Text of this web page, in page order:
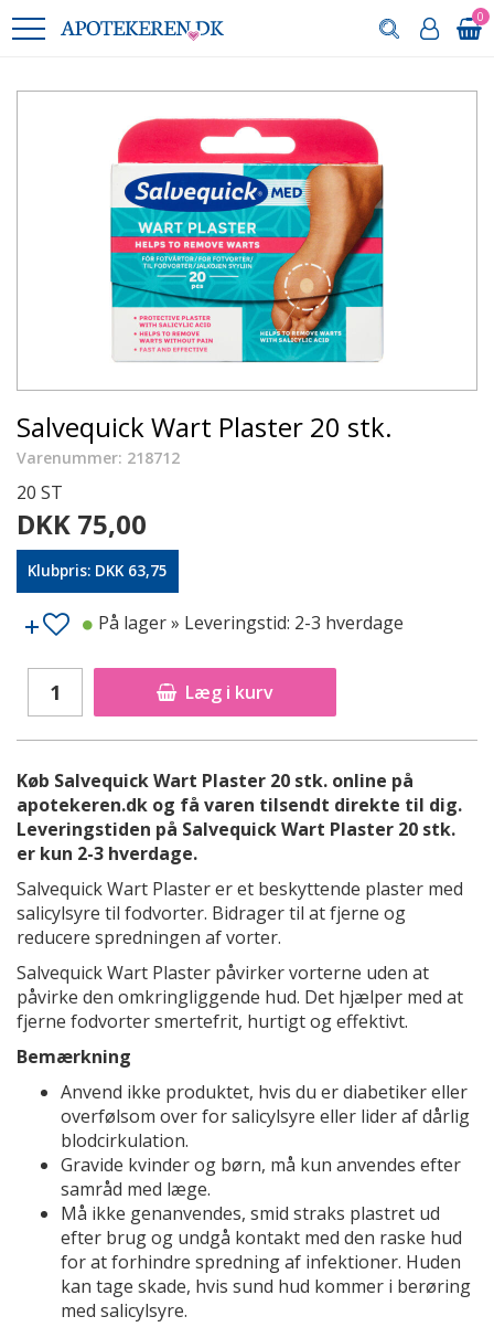
0
Salvequick Wart Plaster 20 stk.
Varenummer: 218712
20 ST
DKK 75,00
Klubpris: DKK 63,75
Læg i kurv
På lager» Leveringstid: 2-3 hverdage
Køb Salvequick Wart Plaster 20 stk. online på
apotekeren.dk og få varen tilsendt direkte til dig.
Leveringstiden på Salvequick Wart Plaster 20 stk.
er kun 2-3 hverdage.
Salvequick Wart Plaster er et beskyttende plaster med
salicylsyre til fodvorter. Bidrager til at fjerne og
reducere spredningen af vorter.
Salvequick Wart Plaster påvirker vorterne uden at
påvirke den omkringliggende hud. Det hjælper med at
fjerne fodvorter smertefrit, hurtigt og effektivt.
Bemærkning
Anvend ikke produktet, hvis du er diabetiker eller
overfølsom over for salicylsyre eller lider af dårlig
blodcirkulation.
Gravide kvinder og børn, må kun anvendes efter
samråd med læge.
Må ikke genanvendes, smid straks plastret ud
efter brug og undgå kontakt med den raske hud
for at forhindre spredning af infektioner. Huden
kan tage skade, hvis sund hud kommer i berøring
med salicylsyre.